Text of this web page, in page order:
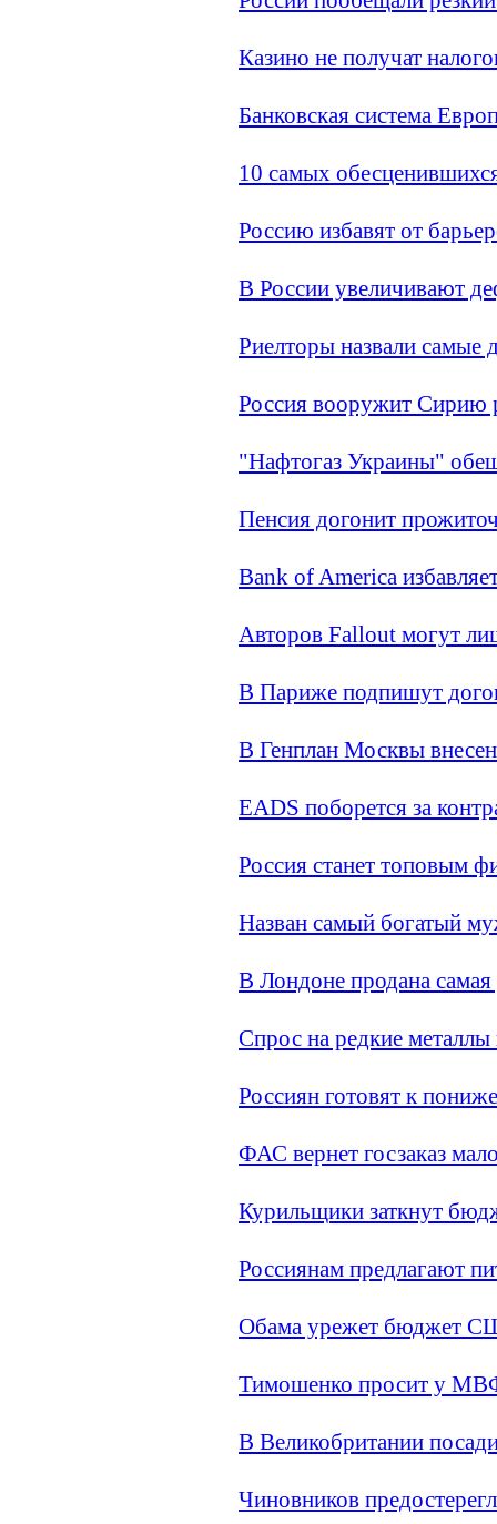
Казино не получат
Банковская система
10 самых
Россию избавят от
В России увеличивают
Риелторы назвали самые
Россия вооружит Сирию
"Нафтогаз Украины"
Пенсия догонит
Bank of America
Авторов Fallout могут
В Париже подпишут
В Генплан Москвы
EADS поборется за
Россия станет топовым
Назван самый богатый
В Лондоне продана
Спрос на редкие металлы
Россиян готовят к
ФАС вернет госзаказ
Курильщики заткнут
Россиянам предлагают
Обама урежет бюджет
Тимошенко просит у
В Великобритании
Чиновников